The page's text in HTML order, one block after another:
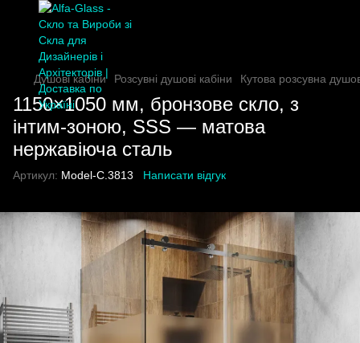
Душові кабіни Розсувні душові кабіни Кутова розсувна
1150×1050 мм, бронзове скло, з
інтим-зоною, SSS — матова
нержавіюча сталь
Артикул: Model-C.3813 Написати відгук